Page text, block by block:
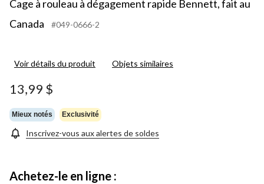
Cage à rouleau à dégagement rapide Bennett, fait au
Canada
#049-0666-2
Voir détails du produit Objets similaires
13,99 $
Mieux notés Exclusivité
Inscrivez-vous aux alertes de soldes
Achetez-le en ligne :